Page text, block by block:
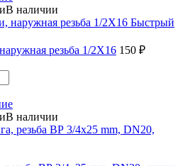
В наличии
Быстрый
резьба 1/2X16 150 ₽
В наличии